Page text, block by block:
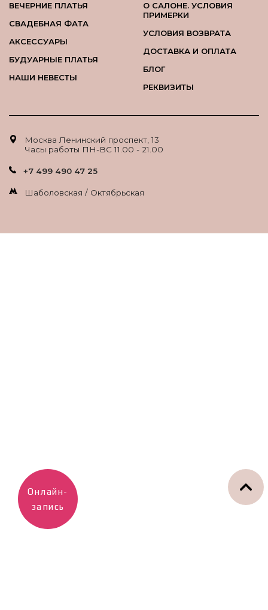
ВЕЧЕРНИЕ ПЛАТЬЯ
СВАДЕБНАЯ ФАТА
АКСЕССУАРЫ
БУДУАРНЫЕ ПЛАТЬЯ
НАШИ НЕВЕСТЫ
О САЛОНЕ. УСЛОВИЯ
ПРИМЕРКИ
УСЛОВИЯ ВОЗВРАТА
ДОСТАВКА И ОПЛАТА
БЛОГ
РЕКВИЗИТЫ
Москва Ленинский проспект, 13
Часы работы ПН-ВС 11.00 - 21.00
+7 499 490 47 25
Шаболовская / Октябрьская
Онлайн-
запись